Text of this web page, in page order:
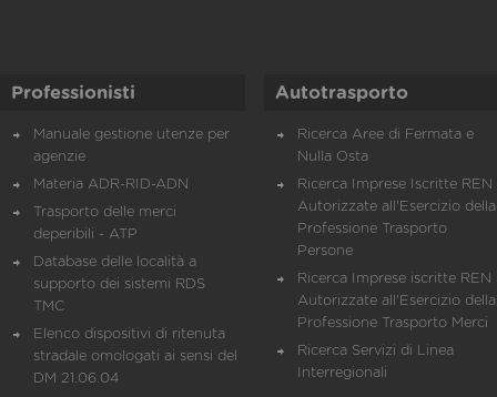
Professionisti
Manuale gestione utenze per
agenzie
Materia ADR-RID-ADN
Trasporto delle merci
deperibili - ATP
Database delle località a
supporto dei sistemi RDS
TMC
Elenco dispositivi di ritenuta
stradale omologati ai sensi del
DM 21.06.04
Autotrasporto
Ricerca Aree di Fermata e
Nulla Osta
Ricerca Imprese Iscritte REN
Autorizzate all'Esercizio della
Professione Trasporto
Persone
Ricerca Imprese iscritte REN
Autorizzate all'Esercizio della
Professione Trasporto Merci
Ricerca Servizi di Linea
Interregionali